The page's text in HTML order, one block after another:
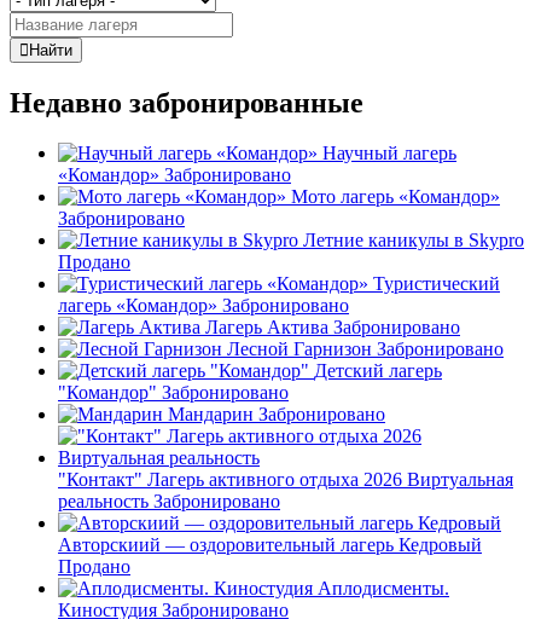
Найти
Недавно забронированные
Научный лагерь
«Командор» Забронировано
Мото лагерь «Командор»
Забронировано
Летние каникулы в Skypro
Продано
Туристический
лагерь «Командор» Забронировано
Лагерь Актива Забронировано
Лесной Гарнизон Забронировано
Детский лагерь
"Командор" Забронировано
Мандарин Забронировано
"Контакт" Лагерь активного отдыха 2026 Виртуальная
реальность Забронировано
Авторскиий — оздоровительный лагерь Кедровый
Продано
Аплодисменты.
Киностудия Забронировано